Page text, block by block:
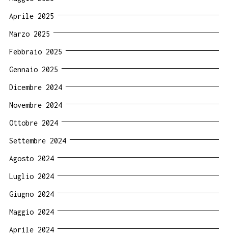
Aprile 2025
Marzo 2025
Febbraio 2025
Gennaio 2025
Dicembre 2024
Novembre 2024
Ottobre 2024
Settembre 2024
Agosto 2024
Luglio 2024
Giugno 2024
Maggio 2024
Aprile 2024